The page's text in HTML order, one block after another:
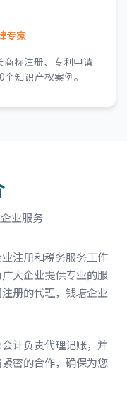
专家
标注册、专利申请
知识产权案例。
业服务
注册和税务服务工作
大企业提供专业的服
册的代理，钱塘企业
计负责代理记账，并
密的合作，确保为您